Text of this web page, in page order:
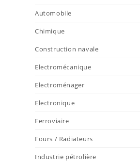
Automobile
Chimique
Construction navale
Electromécanique
Electroménager
Electronique
Ferroviaire
Fours / Radiateurs
Industrie pétrolière